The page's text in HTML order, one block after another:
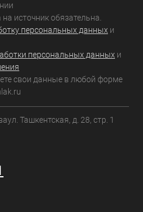
источник обязательна.
персональных данных и
персональных данных и
свои данные в любой форме
Ташкентская, д. 28, стр. 1